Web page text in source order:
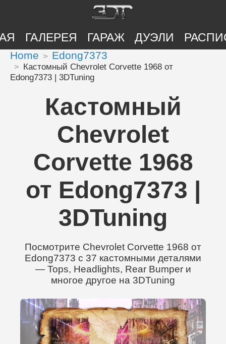
ГАЛЕРЕЯ ГАРАЖ ДУЭЛИ
Home Edong7373
Кастомный Chevrolet Corvette 1968 от
Edong7373 | 3DTuning
Кастомный
Chevrolet
Corvette 1968
от Edong7373 |
3DTuning
Посмотрите Chevrolet Corvette 1968 от
Edong7373 с 37 кастомными деталями
— Tops, Headlights, Rear Bumper и
многое другое на 3DTuning